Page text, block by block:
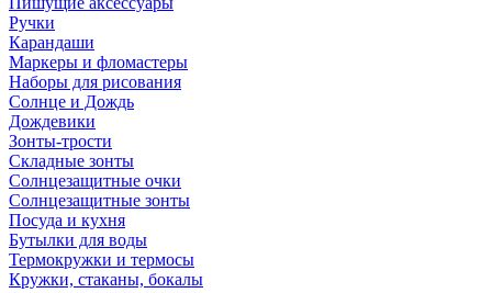
Ручки
Карандаши
Маркеры и фломастеры
Наборы для рисования
Солнце и Дождь
Дождевики
Зонты-трости
Складные зонты
Солнцезащитные очки
Солнцезащитные зонты
Посуда и кухня
Бутылки для воды
Термокружки и термосы
Кружки, стаканы, бокалы